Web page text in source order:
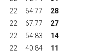
22 64:77
28
22 67:77
27
22 54:83
14
22 40:84
11